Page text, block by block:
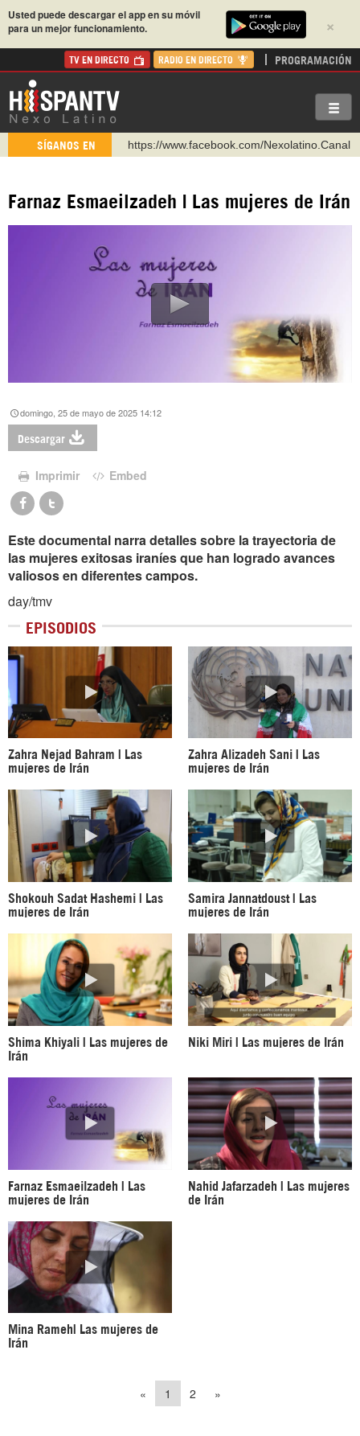
×
Usted puede descargar el app en su móvil
para un mejor funcionamiento.
TV EN DIRECTO RADIO EN DIRECTO PROGRAMACIÓN
SÍGANOS EN
https://www.facebook.com/Nexolatino.Canal
http://twitter.com/nexo_latino
WhatsApp y Viber: +98 921 79 29 404
Instagram como: hispan_tv
Farnaz Esmaeilzadeh | Las mujeres de Irán
domingo, 25 de mayo de 2025 14:12
Descargar
Imprimir Embed
Este documental narra detalles sobre la trayectoria de
las mujeres exitosas iraníes que han logrado avances
valiosos en diferentes campos.
day/tmv
EPISODIOS
Zahra Nejad Bahram | Las
mujeres de Irán
Zahra Alizadeh Sani | Las
mujeres de Irán
Shokouh Sadat Hashemi | Las
mujeres de Irán
Samira Jannatdoust | Las
mujeres de Irán
Shima Khiyali | Las mujeres de
Irán
Niki Miri | Las mujeres de Irán
Farnaz Esmaeilzadeh | Las
mujeres de Irán
Nahid Jafarzadeh | Las mujeres
de Irán
Mina Rameh| Las mujeres de
Irán
« 1 2 »